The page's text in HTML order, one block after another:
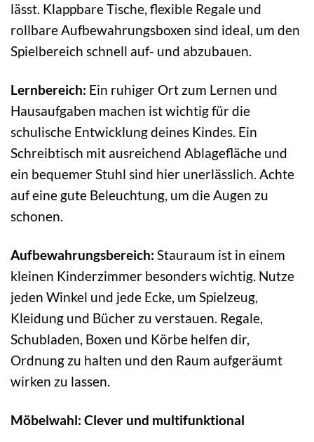
lässt. Klappbare Tische, flexible Regale und
rollbare Aufbewahrungsboxen sind ideal, um den
Spielbereich schnell auf- und abzubauen.
Lernbereich: Ein ruhiger Ort zum Lernen und
Hausaufgaben machen ist wichtig für die
schulische Entwicklung deines Kindes. Ein
Schreibtisch mit ausreichend Ablagefläche und
ein bequemer Stuhl sind hier unerlässlich. Achte
auf eine gute Beleuchtung, um die Augen zu
schonen.
Aufbewahrungsbereich: Stauraum ist in einem
kleinen Kinderzimmer besonders wichtig. Nutze
jeden Winkel und jede Ecke, um Spielzeug,
Kleidung und Bücher zu verstauen. Regale,
Schubladen, Boxen und Körbe helfen dir,
Ordnung zu halten und den Raum aufgeräumt
wirken zu lassen.
Möbelwahl: Clever und multifunktional